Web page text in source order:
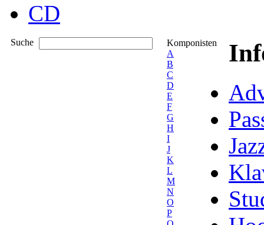
CD
Suche
Komponisten
A
B
C
D
E
F
G
H
I
J
K
L
M
N
O
P